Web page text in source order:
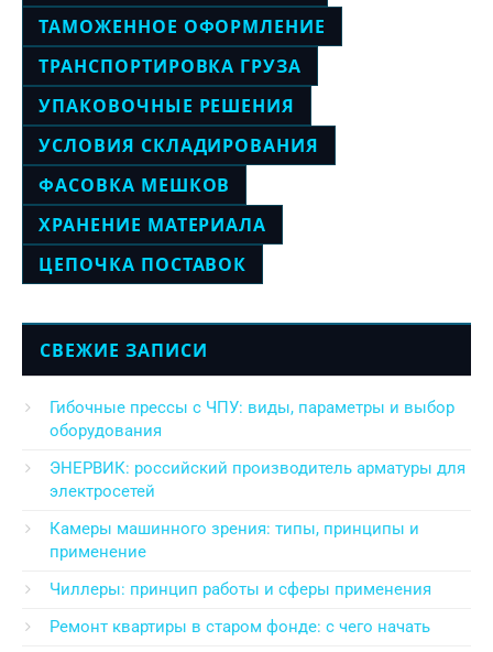
ТАМОЖЕННОЕ ОФОРМЛЕНИЕ
ТРАНСПОРТИРОВКА ГРУЗА
УПАКОВОЧНЫЕ РЕШЕНИЯ
УСЛОВИЯ СКЛАДИРОВАНИЯ
ФАСОВКА МЕШКОВ
ХРАНЕНИЕ МАТЕРИАЛА
ЦЕПОЧКА ПОСТАВОК
СВЕЖИЕ ЗАПИСИ
Гибочные прессы с ЧПУ: виды, параметры и выбор
оборудования
ЭНЕРВИК: российский производитель арматуры для
электросетей
Камеры машинного зрения: типы, принципы и
применение
Чиллеры: принцип работы и сферы применения
Ремонт квартиры в старом фонде: с чего начать